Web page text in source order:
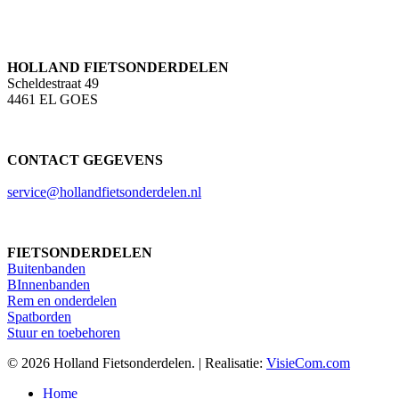
HOLLAND FIETSONDERDELEN
Scheldestraat 49
4461 EL GOES
CONTACT GEGEVENS
service@hollandfietsonderdelen.nl
FIETSONDERDELEN
Buitenbanden
BInnenbanden
Rem en onderdelen
Spatborden
Stuur en toebehoren
© 2026 Holland Fietsonderdelen. | Realisatie: VisieCom.com
Close
Home